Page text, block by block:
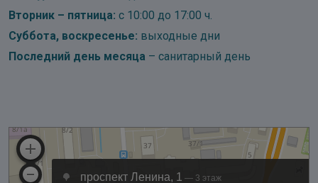
Вторник – пятница: с 10:00 до 17:00 ч.
Суббота, воскресенье: выходные дни
Последний день месяца – санитарный день